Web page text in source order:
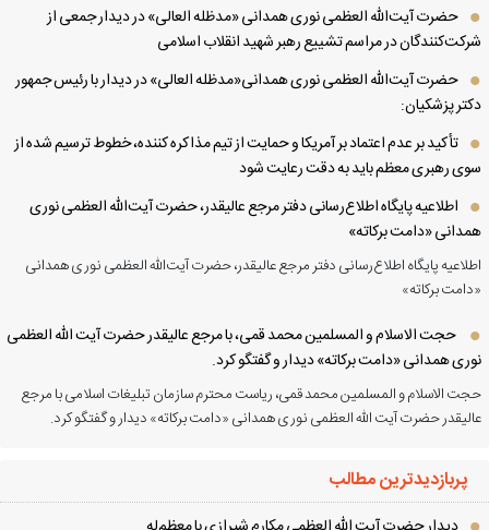
حضرت آیت‌الله العظمی نوری همدانی «مدظله العالی» در دیدار جمعی از
در مراسم تشییع رهبر شهید انقلاب اسلامی
حضرت آیت‌الله العظمی نوری همدانی«مدظله العالی» در دیدار با رئیس جمهور
پزشکیان:
تأکید بر عدم اعتماد بر آمریکا و حمایت از تیم مذاکره کننده، خطوط ترسیم شده از
رهبری معظم باید به دقت رعایت شود
اطلاعیه پایگاه اطلاع‌رسانی دفتر مرجع عالیقدر، حضرت آیت‌الله العظمی نوری
«دامت برکاته»
پایگاه اطلاع‌رسانی دفتر مرجع عالیقدر، حضرت آیت‌الله العظمی نوری همدانی
برکاته»
حجت الاسلام و المسلمین محمد قمی، با مرجع عالیقدر حضرت آیت الله العظمی
همدانی «دامت برکاته» دیدار و گفتگو کرد.
الاسلام و المسلمین محمد قمی، ریاست محترم سازمان تبلیغات اسلامی با مرجع
حضرت آیت الله العظمی نوری همدانی «دامت برکاته» دیدار و گفتگو کرد.
پربازدیدترین مطالب